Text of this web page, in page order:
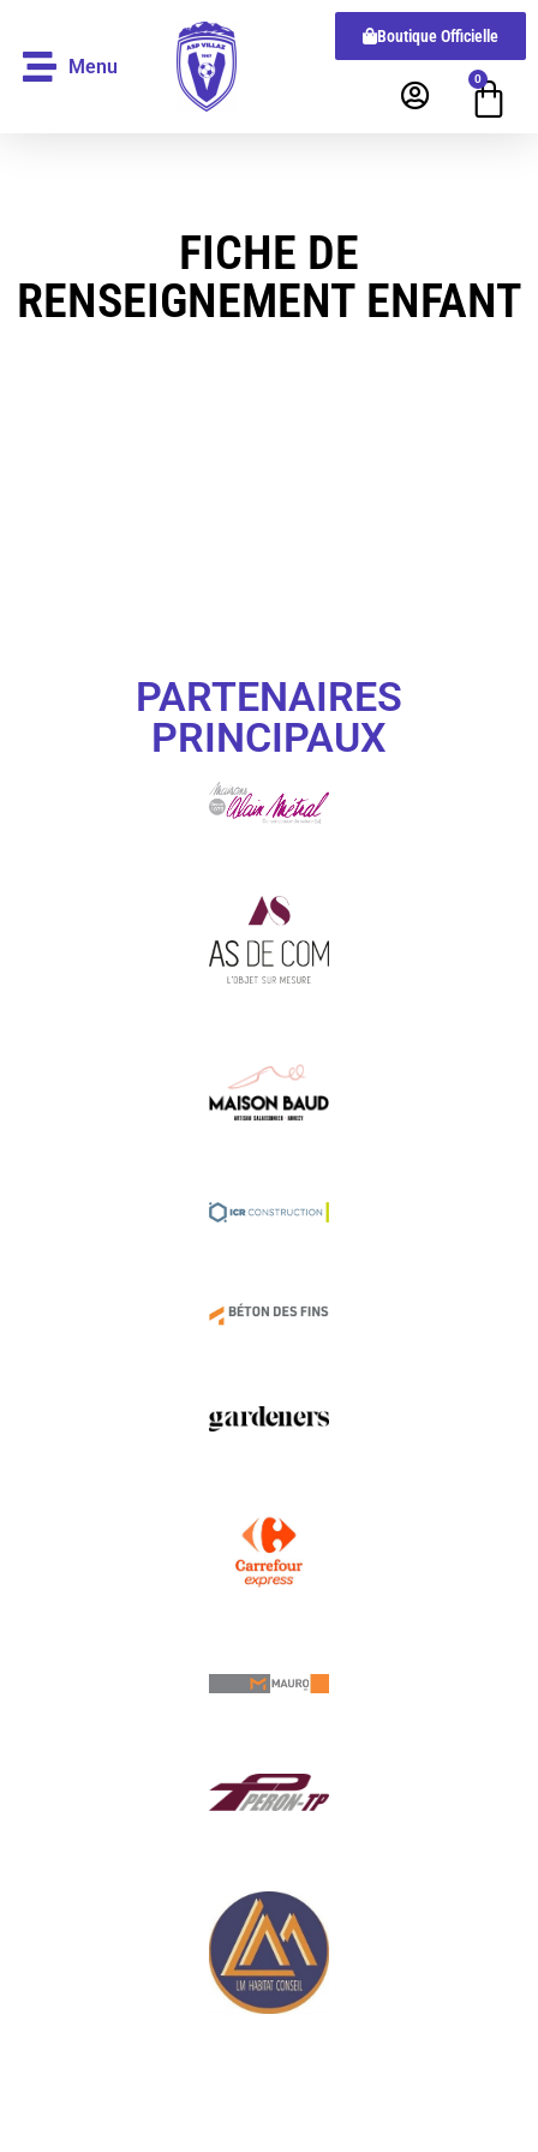
Menu
Boutique Officielle
0
FICHE DE
RENSEIGNEMENT ENFANT
PARTENAIRES
PRINCIPAUX